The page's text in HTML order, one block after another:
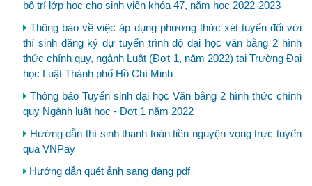
bố trí lớp học cho sinh viên khóa 47, năm học 2022-2023
Thông báo về việc áp dụng phương thức xét tuyển đối với
thí sinh đăng ký dự tuyển trình độ đại học văn bằng 2 hình
thức chính quy, ngành Luật (Đợt 1, năm 2022) tại Trường Đại
học Luật Thành phố Hồ Chí Minh
Thông báo Tuyển sinh đại học Văn bằng 2 hình thức chính
quy Ngành luật học - Đợt 1 năm 2022
Hướng dẫn thí sinh thanh toán tiền nguyện vọng trực tuyến
qua VNPay
Hướng dẫn quét ảnh sang dạng pdf